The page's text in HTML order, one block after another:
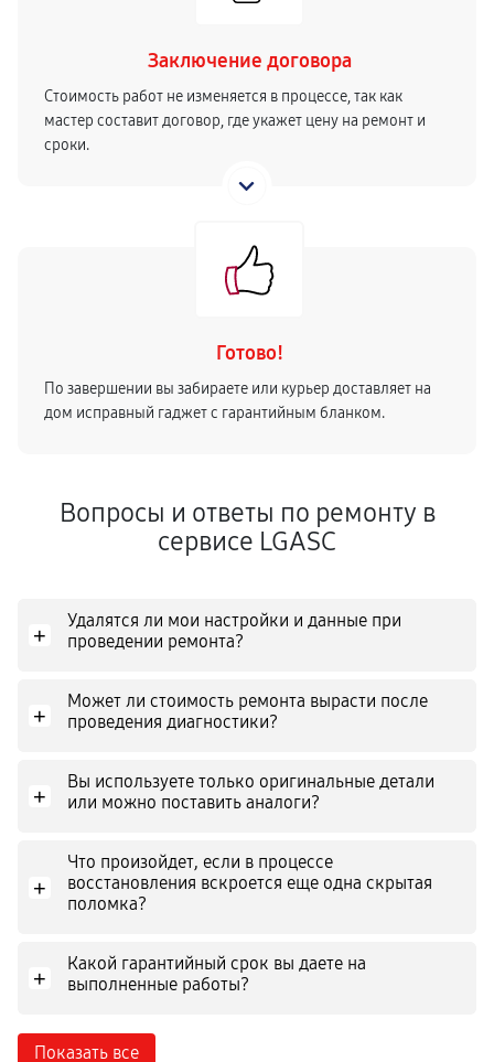
Заключение договора
Стоимость работ не изменяется в процессе, так как
мастер составит договор, где укажет цену на ремонт и
сроки.
Готово!
По завершении вы забираете или курьер доставляет на
дом исправный гаджет с гарантийным бланком.
Вопросы и ответы по ремонту в
сервисе LGASC
+
Удалятся ли мои настройки и данные при
проведении ремонта?
+
Может ли стоимость ремонта вырасти после
проведения диагностики?
+
Вы используете только оригинальные детали
или можно поставить аналоги?
+
Что произойдет, если в процессе
восстановления вскроется еще одна скрытая
поломка?
+
Какой гарантийный срок вы даете на
выполненные работы?
Показать все